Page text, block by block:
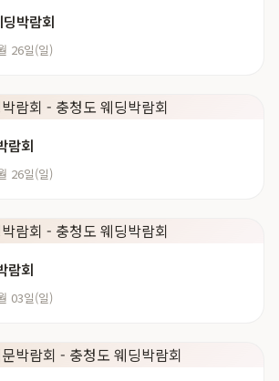
박람회
26일(일)
람회
26일(일)
람회
03일(일)